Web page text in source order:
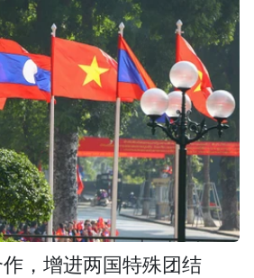
，增进两国特殊团结